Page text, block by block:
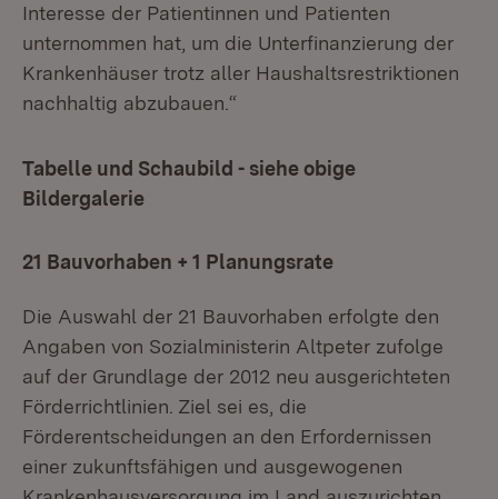
Interesse der Patientinnen und Patienten
unternommen hat, um die Unterfinanzierung der
Krankenhäuser trotz aller Haushaltsrestriktionen
nachhaltig abzubauen.“
Tabelle und Schaubild - siehe obige
Bildergalerie
21 Bauvorhaben + 1 Planungsrate
Die Auswahl der 21 Bauvorhaben erfolgte den
Angaben von Sozialministerin Altpeter zufolge
auf der Grundlage der 2012 neu ausgerichteten
Förderrichtlinien. Ziel sei es, die
Förderentscheidungen an den Erfordernissen
einer zukunftsfähigen und ausgewogenen